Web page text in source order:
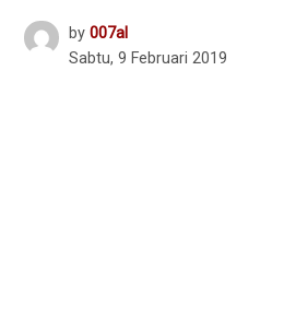
by 007al
Sabtu, 9 Februari 2019